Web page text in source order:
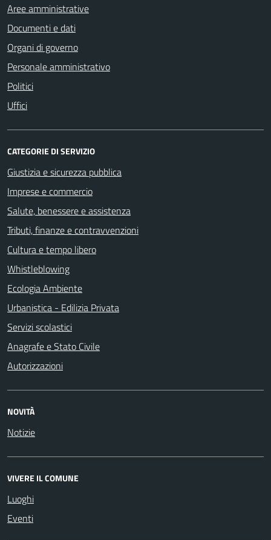
Aree amministrative
Documenti e dati
Organi di governo
Personale amministrativo
Politici
Uffici
CATEGORIE DI SERVIZIO
Giustizia e sicurezza pubblica
Imprese e commercio
Salute, benessere e assistenza
Tributi, finanze e contravvenzioni
Cultura e tempo libero
Whistleblowing
Ecologia Ambiente
Urbanistica - Edilizia Privata
Servizi scolastici
Anagrafe e Stato Civile
Autorizzazioni
NOVITÀ
Notizie
VIVERE IL COMUNE
Luoghi
Eventi